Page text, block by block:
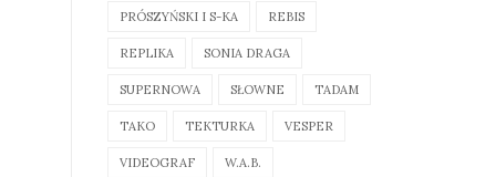
PRÓSZYŃSKI I S-KA REBIS
REPLIKA SONIA DRAGA
SUPERNOWA SŁOWNE TADAM
TAKO TEKTURKA VESPER
VIDEOGRAF W.A.B.